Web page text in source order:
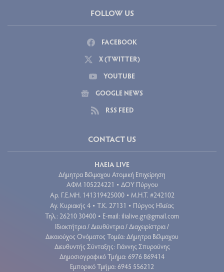
FOLLOW US
FACEBOOK
X (TWITTER)
YOUTUBE
GOOGLE NEWS
RSS FEED
CONTACT US
ΗΛΕΙΑ LIVE
Δήμητρα Βέλμαχου Ατομική Επιχείρηση
ΑΦΜ 105224221 • ΔΟΥ Πύργου
Aρ. Γ.Ε.ΜΗ. 141319425000 • Μ.Η.Τ. #242102
Αγ. Κυριακής 4 • Τ.Κ. 27131 • Πύργος Ηλείας
Τηλ.: 26210 30400 • E-mail: ilialive.gr@gmail.com
Ιδιοκτήτρια / Διευθύντρια / Διαχειρίστρια /
Δικαιούχος Ονόματος Τομέα: Δήμητρα Βέλμαχου
Διευθυντής Σύνταξης: Γιάννης Σπυρούνης
Δημοσιογραφικό Τμήμα: 6976 869414
Εμπορικό Τμήμα: 6945 556212